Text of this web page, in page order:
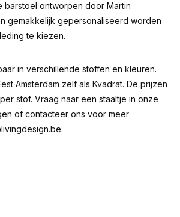
barstoel ontworpen door Martin
gemakkelijk gepersonaliseerd worden
te kiezen.
in verschillende stoffen en kleuren.
Amsterdam zelf als Kvadrat. De prijzen
stof. Vraag naar een staaltje in onze
of contacteer ons voor meer
.